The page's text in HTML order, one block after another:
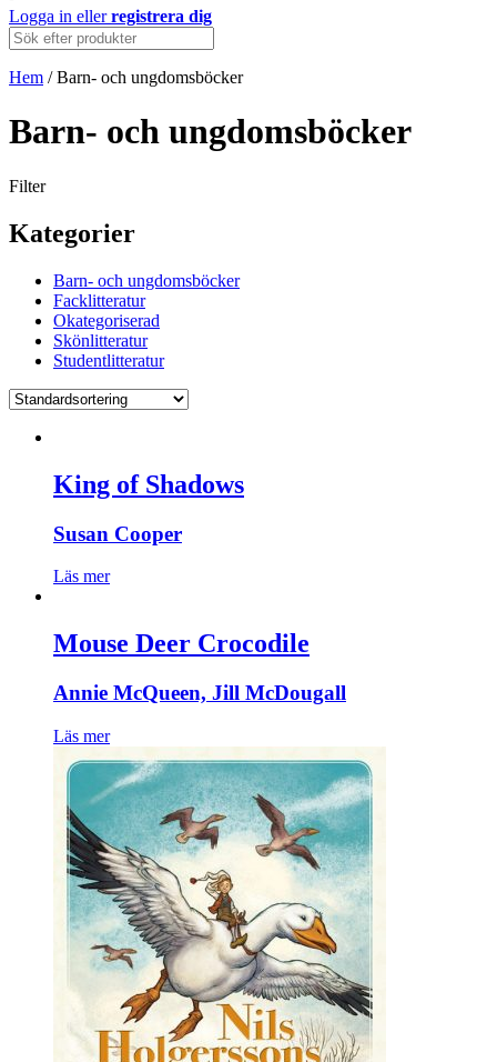
Logga in ellerregistrera dig
Hem / Barn- och ungdomsböcker
Barn- och ungdomsböcker
Filter
Kategorier
Barn- och ungdomsböcker
Facklitteratur
Okategoriserad
Skönlitteratur
Studentlitteratur
King of Shadows
Susan Cooper
Läs mer
Mouse Deer Crocodile
Annie McQueen, Jill McDougall
Läs mer